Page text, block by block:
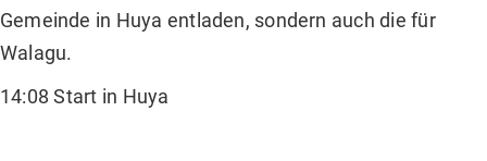
Gemeinde in Huya entladen, sondern auch die für
Walagu.
14:08 Start in Huya